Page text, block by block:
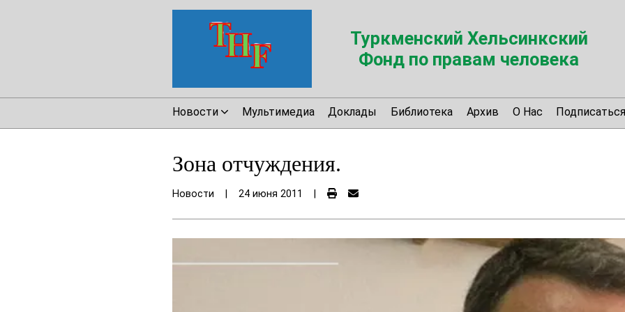
Туркменский Хельсинкский
Фонд по правам человека
Новости Мультимедиа Доклады Библиотека Архив О Нас
Зона отчуждения.
Новости 24 июня 2011